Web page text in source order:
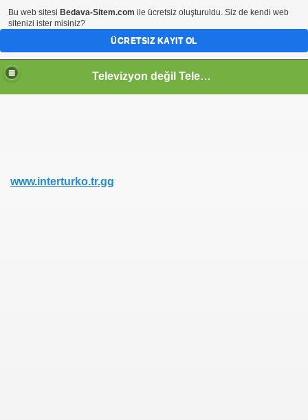
Televizyon değil Televidyon
www.interturko.tr.gg
Bu web sitesi Bedava-Sitem.com ile ücretsiz oluşturuldu. Siz de kendi web
sitenizi ister misiniz?
ÜCRETSIZ KAYIT OL